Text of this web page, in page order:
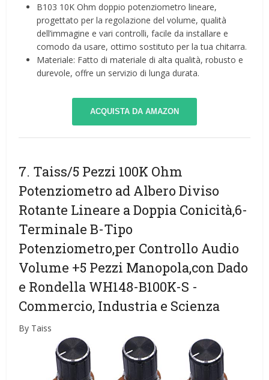
B103 10K Ohm doppio potenziometro lineare,
progettato per la regolazione del volume, qualità
dell’immagine e vari controlli, facile da installare e
comodo da usare, ottimo sostituto per la tua chitarra.
Materiale: Fatto di materiale di alta qualità, robusto e
durevole, offre un servizio di lunga durata.
ACQUISTA DA AMAZON
7. Taiss/5 Pezzi 100K Ohm
Potenziometro ad Albero Diviso
Rotante Lineare a Doppia Conicità,6-
Terminale B-Tipo
Potenziometro,per Controllo Audio
Volume +5 Pezzi Manopola,con Dado
e Rondella WH148-B100K-S -
Commercio, Industria e Scienza
By Taiss